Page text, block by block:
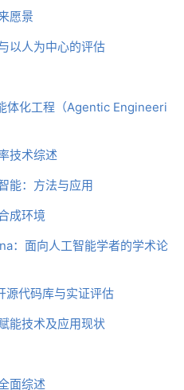
愿景
以人为中心的评估
体化工程（Agentic Engineeri
技术综述
能：方法与应用
成环境
：面向人工智能学者的学术论
源代码库与实证评估
能技术及应用现状
面综述